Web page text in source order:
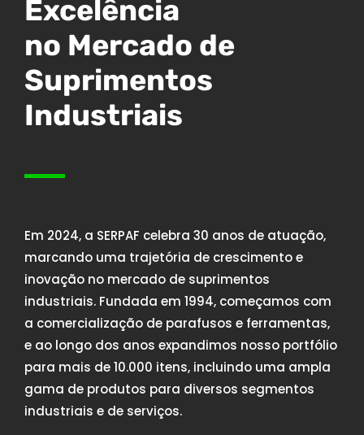
Excelência
no Mercado de
Suprimentos
Industriais
Em 2024, a SERPAF celebra 30 anos de atuação,
marcando uma trajetória de crescimento e
inovação no mercado de suprimentos
industriais. Fundada em 1994, começamos com
a comercialização de parafusos e ferramentas,
e ao longo dos anos expandimos nosso portfólio
para mais de 10.000 itens, incluindo uma ampla
gama de produtos para diversos segmentos
industriais e de serviços.